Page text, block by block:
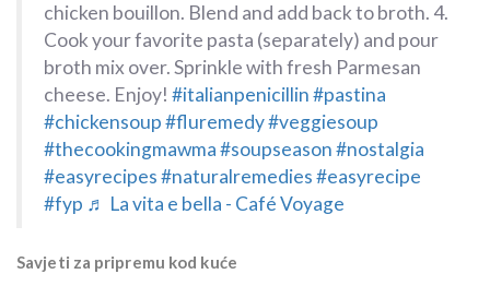
chicken bouillon. Blend and add back to broth. 4.
Cook your favorite pasta (separately) and pour
broth mix over. Sprinkle with fresh Parmesan
cheese. Enjoy! #italianpenicillin#pastina
#chickensoup#fluremedy#veggiesoup
#thecookingmawma#soupseason#nostalgia
#easyrecipes#naturalremedies#easyrecipe
#fyp ♬ La vita e bella - Café Voyage
Savjeti za pripremu kod kuće